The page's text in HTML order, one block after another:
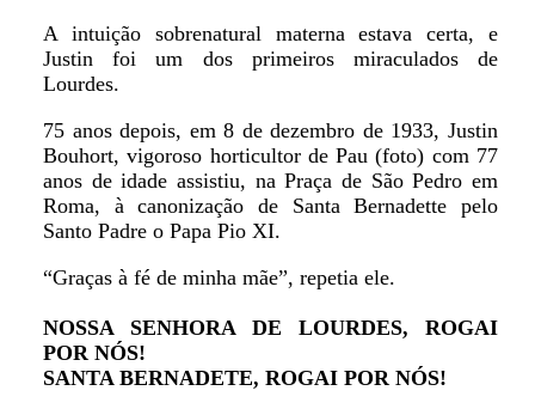
A intuição sobrenatural materna estava certa, e
Justin foi um dos primeiros miraculados de
Lourdes.
75 anos depois, em 8 de dezembro de 1933, Justin
Bouhort, vigoroso horticultor de Pau (foto) com 77
anos de idade assistiu, na Praça de São Pedro em
Roma, à canonização de Santa Bernadette pelo
Santo Padre o Papa Pio XI.
“Graças à fé de minha mãe”, repetia ele.
NOSSA SENHORA DE LOURDES, ROGAI
POR NÓS!
SANTA BERNADETE, ROGAI POR NÓS!